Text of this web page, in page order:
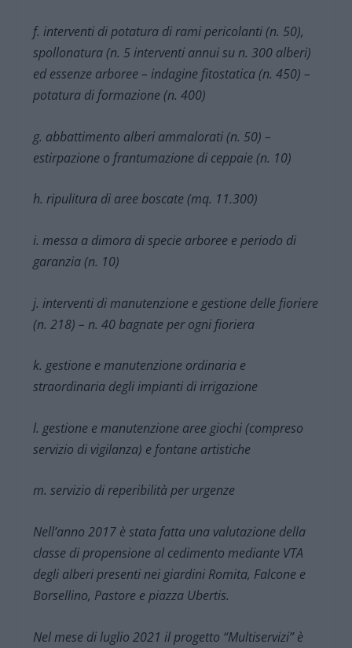
f. interventi di potatura di rami pericolanti (n. 50),
spollonatura (n. 5 interventi annui su n. 300 alberi)
ed essenze arboree – indagine fitostatica (n. 450) –
potatura di formazione (n. 400)
g. abbattimento alberi ammalorati (n. 50) –
estirpazione o frantumazione di ceppaie (n. 10)
h. ripulitura di aree boscate (mq. 11.300)
i. messa a dimora di specie arboree e periodo di
garanzia (n. 10)
j. interventi di manutenzione e gestione delle fioriere
(n. 218) – n. 40 bagnate per ogni fioriera
k. gestione e manutenzione ordinaria e
straordinaria degli impianti di irrigazione
l. gestione e manutenzione aree giochi (compreso
servizio di vigilanza) e fontane artistiche
m. servizio di reperibilità per urgenze
Nell’anno 2017 è stata fatta una valutazione della
classe di propensione al cedimento mediante VTA
degli alberi presenti nei giardini Romita, Falcone e
Borsellino, Pastore e piazza Ubertis.
Nel mese di luglio 2021 il progetto “Multiservizi” è